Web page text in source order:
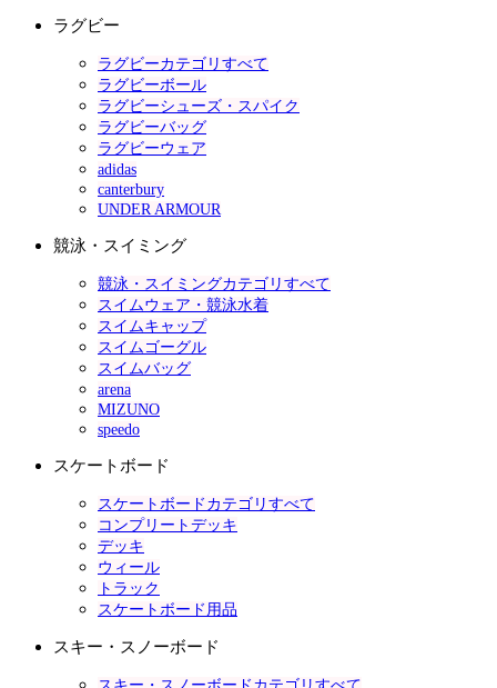
ラグビー
ラグビーカテゴリすべて
ラグビーボール
ラグビーシューズ・スパイク
ラグビーバッグ
ラグビーウェア
adidas
canterbury
UNDER ARMOUR
競泳・スイミング
競泳・スイミングカテゴリすべて
スイムウェア・競泳水着
スイムキャップ
スイムゴーグル
スイムバッグ
arena
MIZUNO
speedo
スケートボード
スケートボードカテゴリすべて
コンプリートデッキ
デッキ
ウィール
トラック
スケートボード用品
スキー・スノーボード